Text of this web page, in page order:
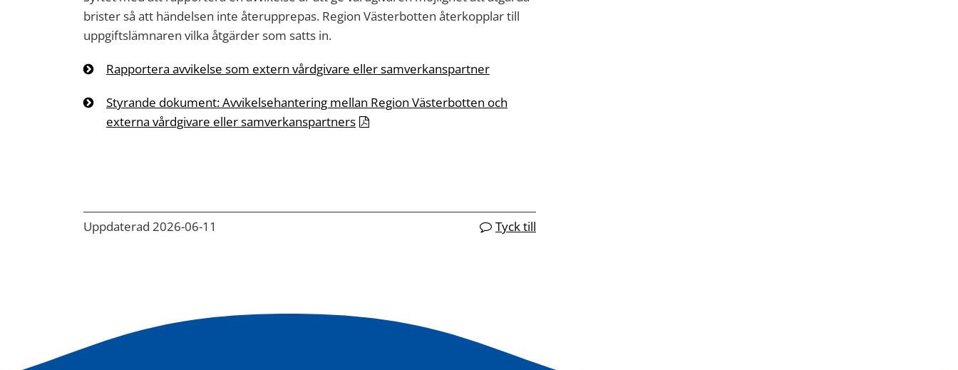
brister så att händelsen inte återupprepas. Region Västerbotten återkopplar till
uppgiftslämnaren vilka åtgärder som satts in.
Rapportera avvikelse som extern vårdgivare eller samverkanspartner
Styrande dokument: Avvikelsehantering mellan Region Västerbotten och
externa vårdgivare eller samverkanspartners
Uppdaterad 2026-06-11 Tyck till